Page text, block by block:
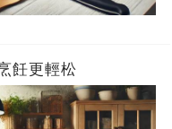
飪更輕松